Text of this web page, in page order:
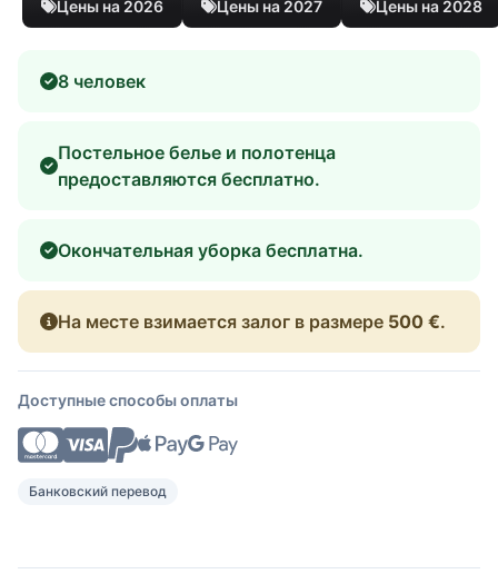
Цены на 2026 Цены на 2027 Цены на 2028
8 человек
Постельное белье и полотенца
предоставляются бесплатно.
Окончательная уборка бесплатна.
На месте взимается залог в размере 500 €.
Доступные способы оплаты
Банковский перевод